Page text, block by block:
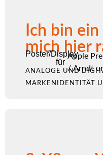
Ich bin
mich hier
Poster/Display
für
Apple
/Arndt
ANALOGE UND
MARKENIDENTITÄT